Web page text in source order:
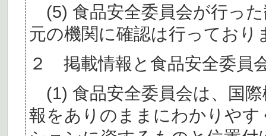
(5) 食品安全委員会が行っ
元の機関に確認は行っており
２ 掲載情報と食品安全委員
(1) 食品安全委員会は、国
報をありのままにわかりや